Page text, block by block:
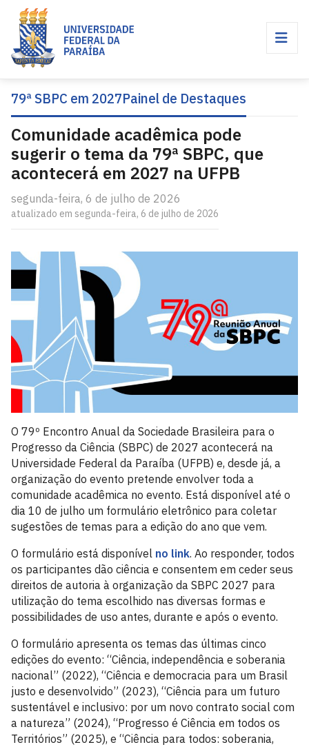
79ª SBPC em 2027Painel de Destaques
Comunidade acadêmica pode
sugerir o tema da 79ª SBPC, que
acontecerá em 2027 na UFPB
segunda-feira, 6 de julho de 2026
atualizado em segunda-feira, 6 de julho de 2026
O 79º Encontro Anual da Sociedade Brasileira para o
Progresso da Ciência (SBPC) de 2027 acontecerá na
Universidade Federal da Paraíba (UFPB) e, desde já, a
organização do evento pretende envolver toda a
comunidade acadêmica no evento. Está disponível até o
dia 10 de julho um formulário eletrônico para coletar
sugestões de temas para a edição do ano que vem.
O formulário está disponível no link. Ao responder, todos
os participantes dão ciência e consentem em ceder seus
direitos de autoria à organização da SBPC 2027 para
utilização do tema escolhido nas diversas formas e
possibilidades de uso antes, durante e após o evento.
O formulário apresenta os temas das últimas cinco
edições do evento: “Ciência, independência e soberania
nacional” (2022), “Ciência e democracia para um Brasil
justo e desenvolvido” (2023), “Ciência para um futuro
sustentável e inclusivo: por um novo contrato social com
a natureza” (2024), “Progresso é Ciência em todos os
Territórios” (2025), e “Ciência para todos: soberania,